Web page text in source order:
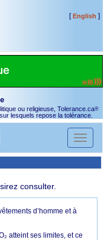
[English ]
ou religieuse, Tolerance.ca®
lesquels repose la tolérance.
Toggle
consulter.
d’homme et à
atteint ses limites, et ce